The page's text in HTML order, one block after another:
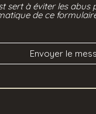
sert à éviter les abus
de ce